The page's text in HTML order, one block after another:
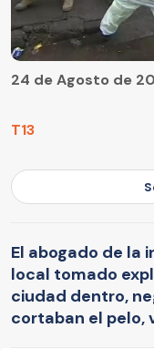
T13
24 de Agosto de
El abogado de la
local tomado
ciudad dentro,
cortaban el pelo,